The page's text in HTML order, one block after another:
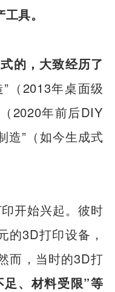
具。
的，大致经历了
（2013年桌面级
2020年前后DIY
造”（如今生成式
开始兴起。彼时
的3D打印设备，
而，当时的3D打
、材料受限”等